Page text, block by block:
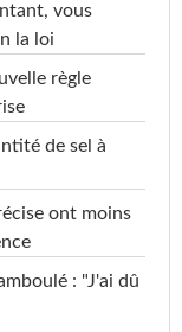
vous
la loi
règle
de sel à
ont moins
: "J'ai dû